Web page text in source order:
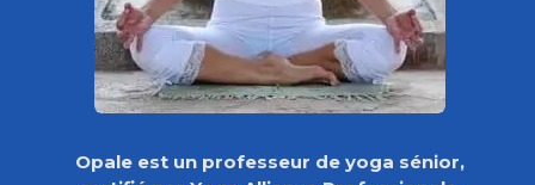
Opale est un professeur de yoga sénior,